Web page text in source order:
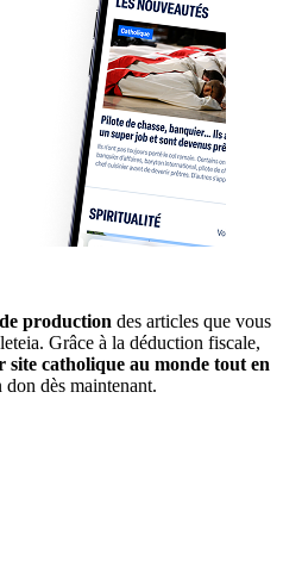
production des articles que vous
Grâce à la déduction fiscale,
site catholique au monde tout en
don dès maintenant.